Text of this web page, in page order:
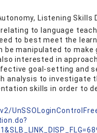
Listening Skills
relating to language
to best meet the
manipulated to make
interested in
goal-setting and
analysis to
skills in order to